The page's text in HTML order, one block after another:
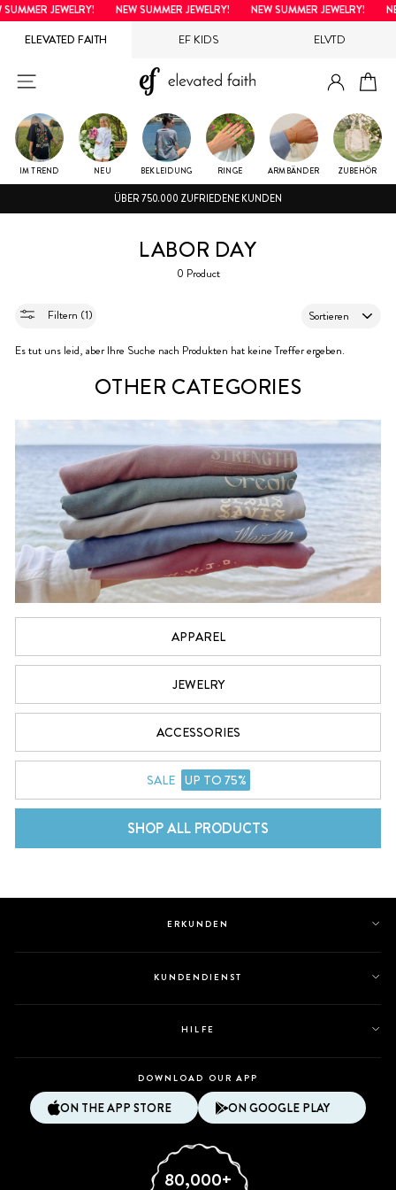
JEWELRY! NEW SUMMER JEWELRY! NEW SUMMER JEWELRY!
ELEVATED FAITH EF KIDS ELVTD
Direkt
zum
SEITENNAVIGATION
IM TREND NEU BEKLEIDUNG RINGE ARMBÄNDER ZUBEHÖR
ÜBER 750.000 ZUFRIEDENE KUNDEN
LABOR DAY
0 Product
Filtern (1)
Es tut uns leid, aber Ihre Suche nach Produkten hat keine Treffer ergeben.
OTHER CATEGORIES
APPAREL
JEWELRY
ACCESSORIES
SALE UP TO 75%
SHOP ALL PRODUCTS
ERKUNDEN
KUNDENDIENST
HILFE
DOWNLOAD OUR APP
ON THE APP STORE ON GOOGLE PLAY
80,000+